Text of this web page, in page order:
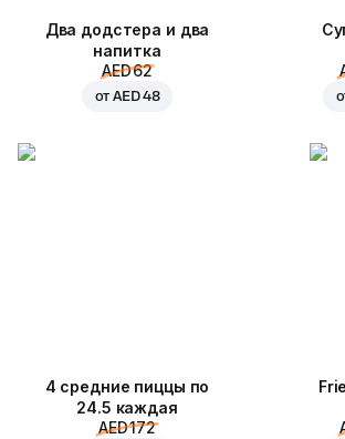
Два додстера и два
напитка
AED 62
отAED 48
4 средние пиццы по
24.5 каждая
AED 172